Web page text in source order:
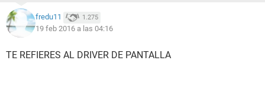
fredu11 1.275
19 feb 2016 a las 04:16
TE REFIERES AL DRIVER DE PANTALLA